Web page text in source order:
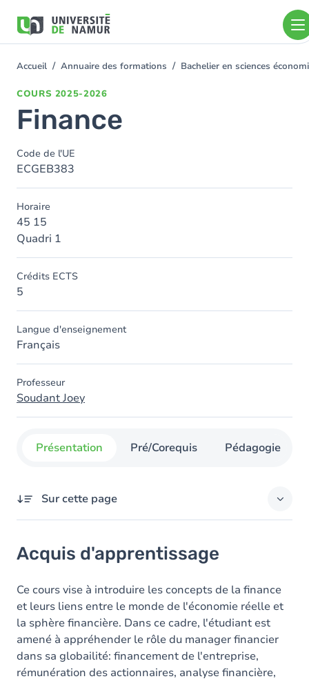
contenu
You
Accueil Annuaire des formations Bachelier en sciences
COURS 2025-2026
Finance
Code de l'UE
ECGEB383
Horaire
45 15
Quadri 1
Crédits ECTS
5
Langue d'enseignement
Français
Professeur
Soudant Joey
Présentation Pré/Corequis Pédagogie
Sur cette page
Objectifs
Contenu
Acquis d'apprentissage
Ce cours vise à introduire les concepts de la finance
et leurs liens entre le monde de l'économie réelle et
la sphère financière. Dans ce cadre, l'étudiant est
amené à appréhender le rôle du manager financier
dans sa globailité: financement de l'entreprise,
rémunération des actionnaires, analyse financière,